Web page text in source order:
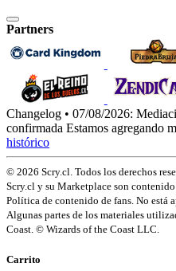
Partners
Changelog • 07/08/2026:
confirmada Estamos agregando
histórico
© 2026 Scry.cl. Todos los derechos
Scry.cl y su Marketplace son
Política de contenido de fans. No está
Algunas partes de los materiales
Coast. © Wizards of the Coast LLC.
Carrito